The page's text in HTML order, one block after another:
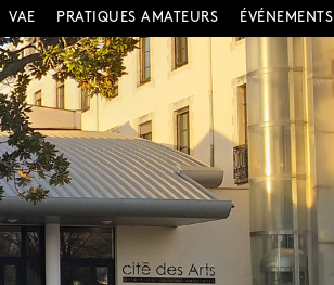
VAE PRATIQUES AMATEURS ÉVÉNEMENTS